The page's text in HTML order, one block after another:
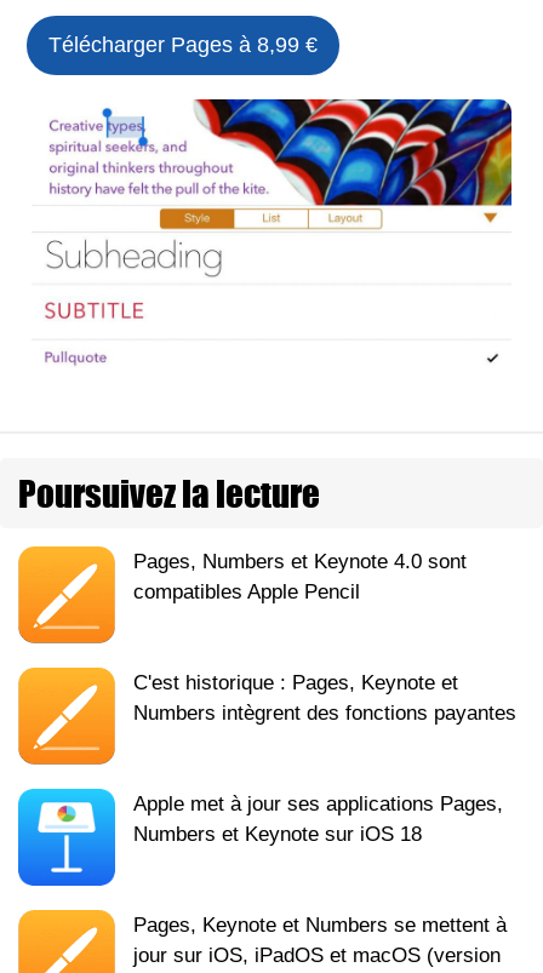
Télécharger Pages à 8,99 €
Poursuivez la lecture
Pages, Numbers et Keynote 4.0 sont
compatibles Apple Pencil
C'est historique : Pages, Keynote et
Numbers intègrent des fonctions payantes
Apple met à jour ses applications Pages,
Numbers et Keynote sur iOS 18
Pages, Keynote et Numbers se mettent à
jour sur iOS, iPadOS et macOS (version